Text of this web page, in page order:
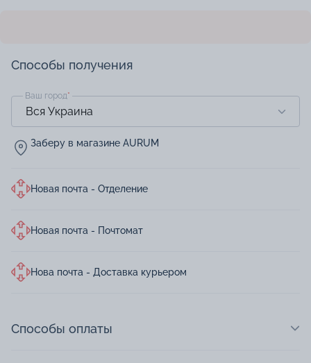
Способы получения
Ваш город*
Заберу в магазине AURUM
Новая почта - Отделение
Новая почта - Почтомат
Нова почта - Доставка курьером
Способы оплаты